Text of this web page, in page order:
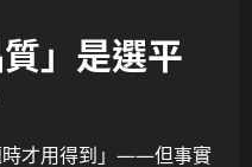
」是選平
時才用得到」——但事實